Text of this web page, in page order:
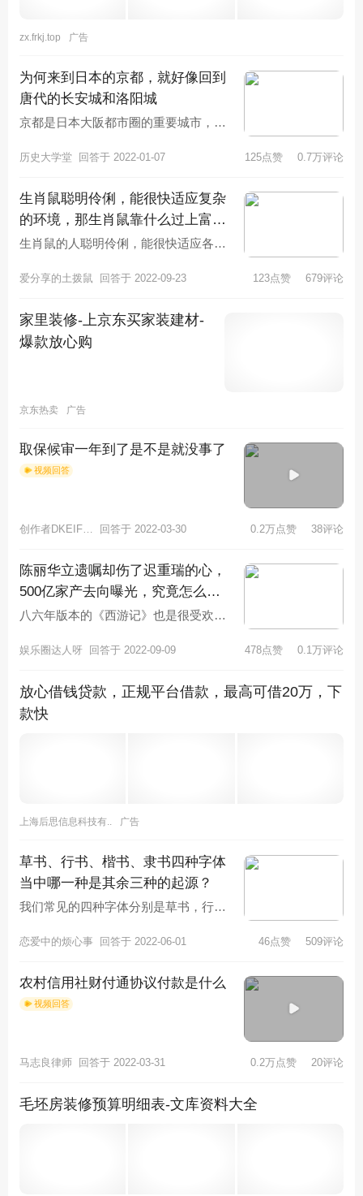
zx.frkj.top 广告
为何来到日本的京都，就好像回到
唐代的长安城和洛阳城
京都是日本大阪都市圈的重要城市，也
市。从公元794年桓武天皇将日
历史大学堂 回答于 2022-01-07 125点赞 0.7万评论
生肖鼠聪明伶俐，能很快适应复杂
的环境，那生肖鼠靠什么过上富裕
的生活？
生肖鼠的人聪明伶俐，能很快适应各种
筋，做事认真，头脑反应快，做事小
爱分享的土拨鼠 回答于 2022-09-23 123点赞 679评论
家里装修-上京东买家装建材-
爆款放心购
京东热卖 广告
取保候审一年到了是不是就没事了
视频回答
回答于 2022-03-30 0.2万点赞 38评论
陈丽华立遗嘱却伤了迟重瑞的心，
500亿家产去向曝光，究竟怎么
了？
八六年版本的《西游记》也是很受欢迎
当时出演《西游记》的四大主演也凭
娱乐圈达人呀 回答于 2022-09-09 478点赞 0.1万评论
放心借钱贷款，正规平台借款，最高可借20万，下
款快
上海后思信息科技有.. 广告
草书、行书、楷书、隶书四种字体
当中哪一种是其余三种的起源？
我们常见的四种字体分别是草书，行
渐演变而来的，行书也是在隶书的基础
恋爱中的烦心事 回答于 2022-06-01 46点赞 509评论
农村信用社财付通协议付款是什么
视频回答
马志良律师 回答于 2022-03-31 0.2万点赞 20评论
毛坯房装修预算明细表-文库资料大全